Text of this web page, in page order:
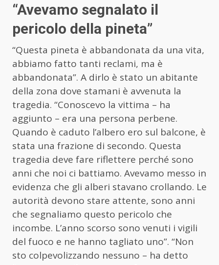
“Avevamo segnalato il
pericolo della pineta”
“Questa pineta è abbandonata da una vita,
abbiamo fatto tanti reclami, ma è
abbandonata”. A dirlo è stato un abitante
della zona dove stamani è avvenuta la
tragedia. “Conoscevo la vittima – ha
aggiunto – era una persona perbene.
Quando è caduto l’albero ero sul balcone, è
stata una frazione di secondo. Questa
tragedia deve fare riflettere perché sono
anni che noi ci battiamo. Avevamo messo in
evidenza che gli alberi stavano crollando. Le
autorità devono stare attente, sono anni
che segnaliamo questo pericolo che
incombe. L’anno scorso sono venuti i vigili
del fuoco e ne hanno tagliato uno”. “Non
sto colpevolizzando nessuno – ha detto